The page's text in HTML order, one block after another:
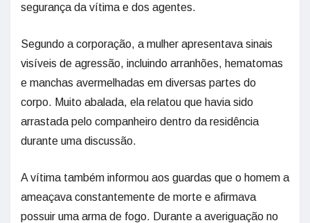
segurança da vítima e dos agentes.
Segundo a corporação, a mulher apresentava sinais
visíveis de agressão, incluindo arranhões, hematomas
e manchas avermelhadas em diversas partes do
corpo. Muito abalada, ela relatou que havia sido
arrastada pelo companheiro dentro da residência
durante uma discussão.
A vítima também informou aos guardas que o homem a
ameaçava constantemente de morte e afirmava
possuir uma arma de fogo. Durante a averiguação no